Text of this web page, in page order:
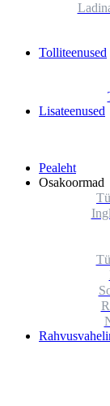
Tolliteenused
Lisateenused
Pealeht
Osakoormad